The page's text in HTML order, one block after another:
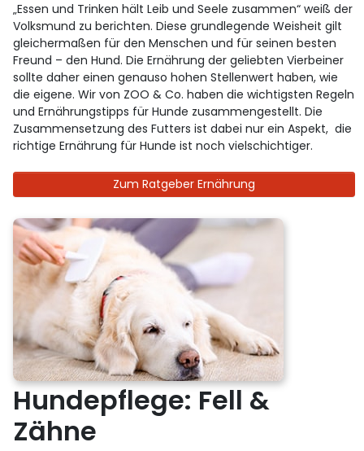
„Essen und Trinken hält Leib und Seele zusammen“ weiß der
Volksmund zu berichten. Diese grundlegende Weisheit gilt
gleichermaßen für den Menschen und für seinen besten
Freund – den Hund. Die Ernährung der geliebten Vierbeiner
sollte daher einen genauso hohen Stellenwert haben, wie
die eigene. Wir von ZOO & Co. haben die wichtigsten Regeln
und Ernährungstipps für Hunde zusammengestellt. Die
Zusammensetzung des Futters ist dabei nur ein Aspekt, die
richtige Ernährung für Hunde ist noch vielschichtiger.
Zum Ratgeber Ernährung
Hundepflege: Fell &
Zähne